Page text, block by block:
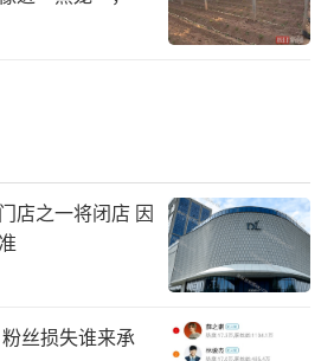
干活
店之一将闭店 因
丝损失谁来承